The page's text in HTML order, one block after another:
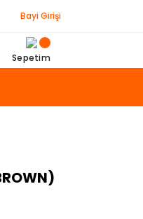
Bayi Girişi
Sepetim